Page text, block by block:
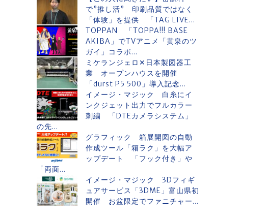
で”推し活” 印刷品質ではなく
「体験」を提供 「TAG LIVE...
TOPPAN 「TOPPA!!! BASE
AKIBA」でTVアニメ「黄泉のツ
ガイ」コラボ...
ミケランジェロ✕日本製図器工
業 オープンハウスを開催
「durst P5 500」導入記念...
イメージ・マジック 白糸にイ
ンクジェット出力でフルカラー
刺繍 「DTEカメラシステム」
の先...
グラフィック 箱展開図の自動
作成ツール「箱ラク」を大幅ア
ップデート 「フック付き」や
「両面...
イメージ・マジック 3Dフィギ
ュアサービス「3DME」富山県初
開催 お盆限定でファニチャー...